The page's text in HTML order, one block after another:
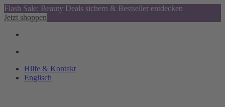
Flash Sale: Beauty Deals sichern & Bestseller entdecken
Jetzt shoppen
Hilfe & Kontakt
Englisch